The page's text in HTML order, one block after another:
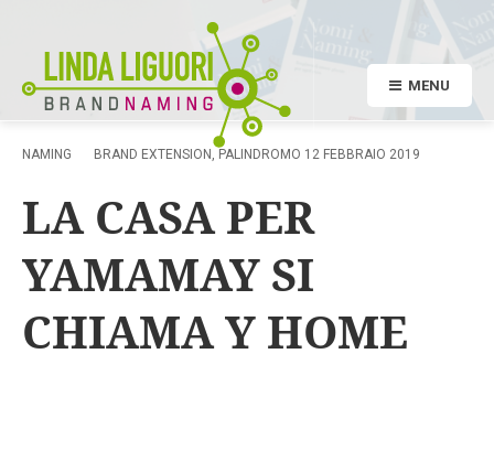
MENU
NAMING BRAND EXTENSION , PALINDROMO 12 FEBBRAIO 2019
LA CASA PER
YAMAMAY SI
CHIAMA Y HOME